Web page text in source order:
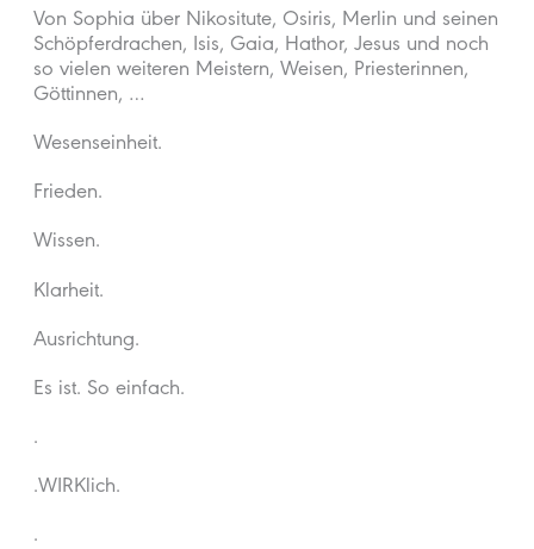
Von Sophia über Nikositute, Osiris, Merlin und seinen
Schöpferdrachen, Isis, Gaia, Hathor, Jesus und noch
so vielen weiteren Meistern, Weisen, Priesterinnen,
Göttinnen, …
Wesenseinheit.
Frieden.
Wissen.
Klarheit.
Ausrichtung.
Es ist. So einfach.
.
.WIRKlich.
.